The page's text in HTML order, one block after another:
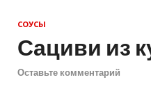
СОУСЫ
Сациви из
Оставьте комментарий